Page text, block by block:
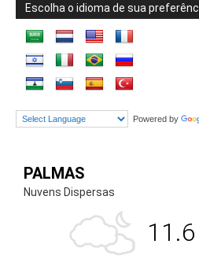
Escolha o idioma de sua
Powered by
PALMAS
Nuvens Dispersas
11.6